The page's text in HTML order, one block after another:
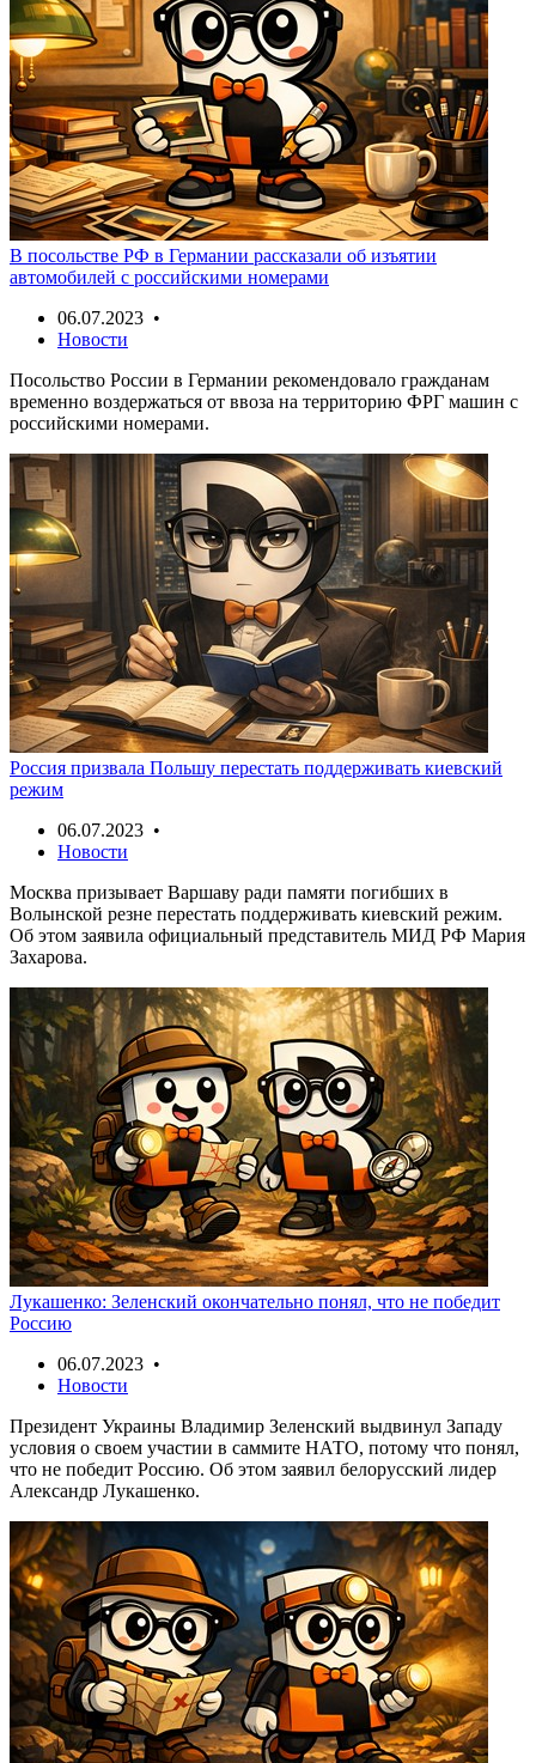
В посольстве РФ в Германии рассказали об изъятии
автомобилей с российскими номерами
06.07.2023 •
Новости
Посольство России в Германии рекомендовало гражданам
временно воздержаться от ввоза на территорию ФРГ машин с
российскими номерами.
Россия призвала Польшу перестать поддерживать киевский
режим
06.07.2023 •
Новости
Москва призывает Варшаву ради памяти погибших в
Волынской резне перестать поддерживать киевский режим.
Об этом заявила официальный представитель МИД РФ Мария
Захарова.
Лукашенко: Зеленский окончательно понял, что не победит
Россию
06.07.2023 •
Новости
Президент Украины Владимир Зеленский выдвинул Западу
условия о своем участии в саммите НАТО, потому что понял,
что не победит Россию. Об этом заявил белорусский лидер
Александр Лукашенко.